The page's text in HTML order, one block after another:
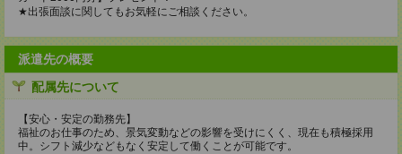
★出張面談に関してもお気軽にご相談ください。
派遣先の概要
配属先について
【安心・安定の勤務先】
福祉のお仕事のため、景気変動などの影響を受けにくく、現在も積極採用
中。シフト減少などもなく安定して働くことが可能です。